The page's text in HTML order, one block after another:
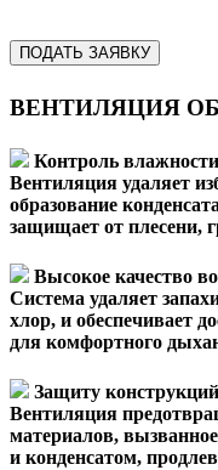
ПОДАТЬ ЗАЯВКУ
ВЕНТИЛЯЦИЯ
Контроль влажности
Вентиляция удаляет
образование
защищает от плесени,
Высокое качество
Система удаляет
хлор, и обеспечивает
для комфортного
Защиту конструкций
Вентиляция
материалов,
и конденсатом,